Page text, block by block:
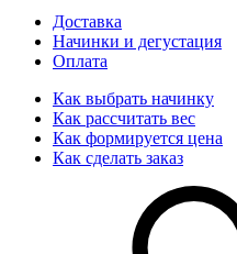
Доставка
Начинки и дегустация
Оплата
Как выбрать начинку
Как рассчитать вес
Как формируется цена
Как сделать заказ